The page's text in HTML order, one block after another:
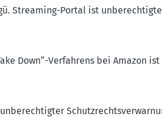
Streaming-Portal ist
Down“-Verfahrens bei Amazon